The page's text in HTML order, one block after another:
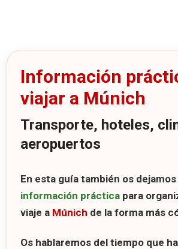
Información
viajar a Múnich
Transporte, hoteles,
aeropuertos
En esta guía también os
información práctica para
viaje a Múnich de la forma más
Os hablaremos del tiempo que